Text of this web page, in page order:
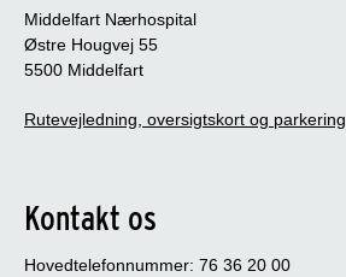
Middelfart Nærhospital
Østre Hougvej 55
5500 Middelfart
Rutevejledning, oversigtskort og parkering
Kontakt os
Hovedtelefonnummer: 76 36 20 00